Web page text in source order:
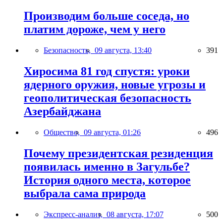
Производим больше соседа, но
платим дороже, чем у него
Безопасность, 09 августа, 13:40 391
Хиросима 81 год спустя: уроки
ядерного оружия, новые угрозы и
геополитическая безопасность
Азербайджана
Общество, 09 августа, 01:26 496
Почему президентская резиденция
появилась именно в Загульбе?
История одного места, которое
выбрала сама природа
Экспресс-анализ, 08 августа, 17:07 500